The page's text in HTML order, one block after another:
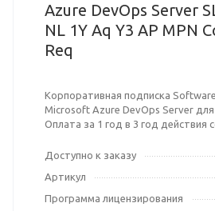
Azure DevOps Server
NL 1Y Aq Y3 AP MPN
Req
Корпоративная подписка
Microsoft Azure DevOps Server
Оплата за 1 год в 3 год действия
Доступно к заказу
Артикул
Программа лицензирования